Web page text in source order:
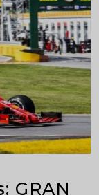
GRAN